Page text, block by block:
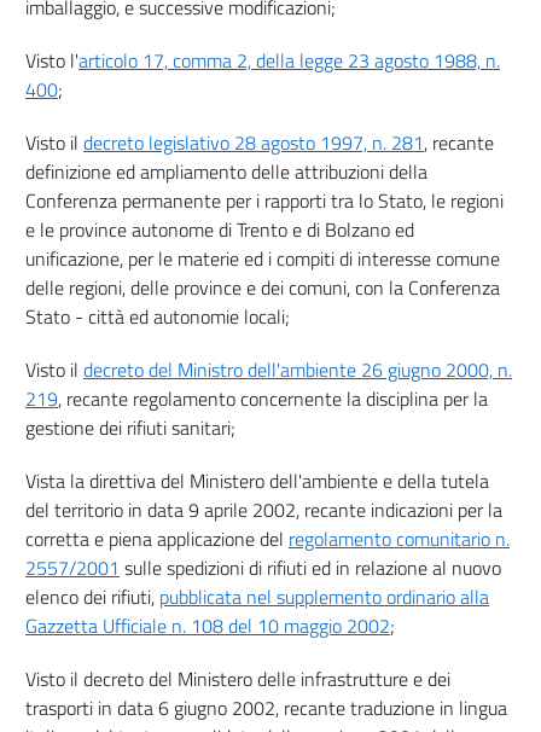
17
18
Allegato I
Allegato I
Allegato II
Allegato II
Allegato III
imballaggio, e successive modificazioni;
Visto l'articolo 17, comma 2, della legge 23 agosto 1988, n.
400;
Visto il decreto legislativo 28 agosto 1997, n. 281, recante
definizione ed ampliamento delle attribuzioni della
Conferenza permanente per i rapporti tra lo Stato, le regioni
e le province autonome di Trento e di Bolzano ed
unificazione, per le materie ed i compiti di interesse comune
delle regioni, delle province e dei comuni, con la Conferenza
Stato - città ed autonomie locali;
Visto il decreto del Ministro dell'ambiente 26 giugno 2000, n.
219, recante regolamento concernente la disciplina per la
gestione dei rifiuti sanitari;
Vista la direttiva del Ministero dell'ambiente e della tutela
del territorio in data 9 aprile 2002, recante indicazioni per la
corretta e piena applicazione del regolamento comunitario n.
2557/2001 sulle spedizioni di rifiuti ed in relazione al nuovo
elenco dei rifiuti, pubblicata nel supplemento ordinario alla
Gazzetta Ufficiale n. 108 del 10 maggio 2002;
Visto il decreto del Ministero delle infrastrutture e dei
trasporti in data 6 giugno 2002, recante traduzione in lingua